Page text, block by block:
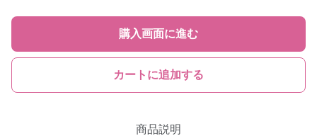
購入画面に進む
カートに追加する
商品説明